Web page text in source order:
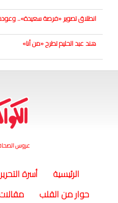
انطلاق تصوير «فرصة سعيدة»..
هند عبد الحليم تطرح «من أنا»
عروس
الرئيسية أسرة التحرير
حوار من القلب